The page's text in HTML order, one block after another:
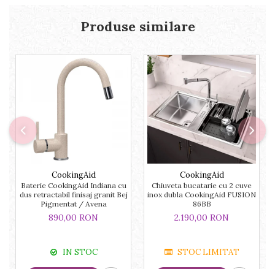
Produse similare
CookingAid
Baterie CookingAid Indiana cu
dus retractabil finisaj granit Bej
Pigmentat / Avena
890,00 RON
IN STOC
CookingAid
Chiuveta bucatarie cu 2 cuve
inox dubla CookingAid FUSION
86BB
2.190,00 RON
STOC LIMITAT